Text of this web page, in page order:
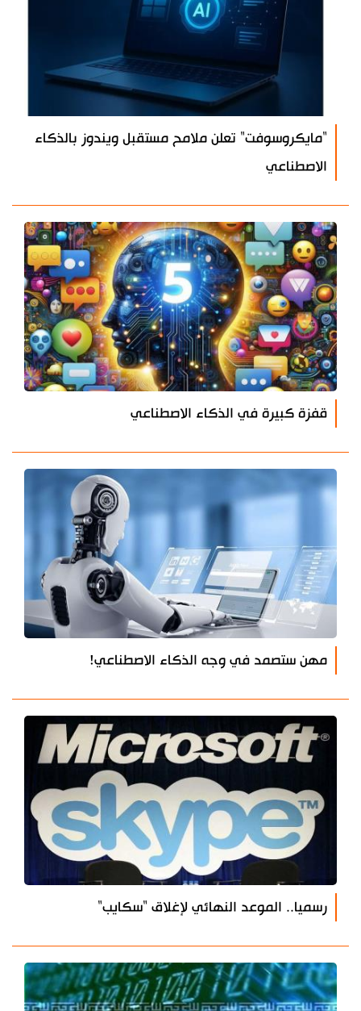
"مايكروسوفت" تعلن ملامح مستقبل ويندوز بالذكاء
الاصطناعي
قفزة كبيرة في الذكاء الاصطناعي
مهن ستصمد في وجه الذكاء الاصطناعي!
رسميا.. الموعد النهائي لإغلاق "سكايب"